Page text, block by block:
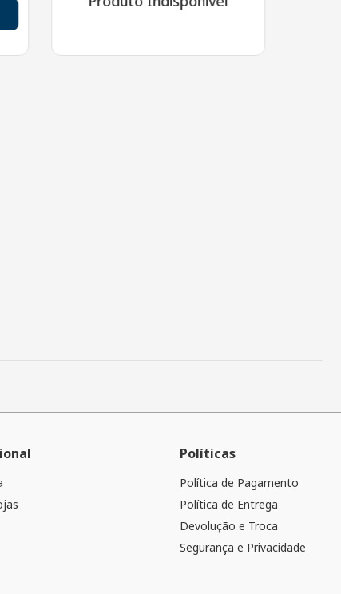
Políticas
Política de Pagamento
Política de Entrega
Devolução e Troca
Segurança e Privacidade